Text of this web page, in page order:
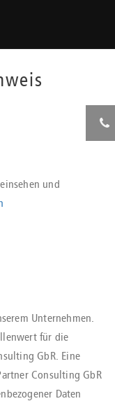
und
Unternehmen.
für die
GbR. Eine
Consulting GbR
Daten